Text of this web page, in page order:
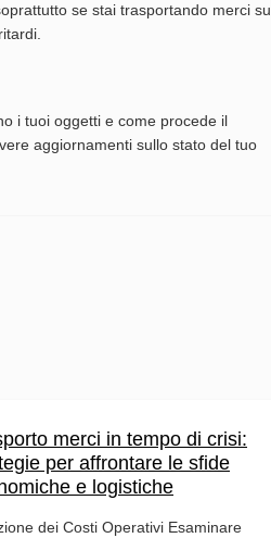
se stai trasportando merci su
i tuoi oggetti e come procede il
aggiornamenti sullo stato del tuo
merci in tempo di crisi:
per affrontare le sfide
e logistiche
dei Costi Operativi Esaminare